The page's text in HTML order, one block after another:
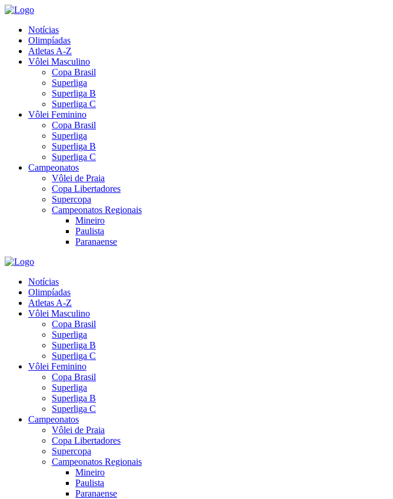
Notícias
Olimpíadas
Atletas A-Z
Vôlei Masculino
Copa Brasil
Superliga
Superliga B
Superliga C
Vôlei Feminino
Copa Brasil
Superliga
Superliga B
Superliga C
Campeonatos
Vôlei de Praia
Copa Libertadores
Supercopa
Campeonatos Regionais
Mineiro
Paulista
Paranaense
Notícias
Olimpíadas
Atletas A-Z
Vôlei Masculino
Copa Brasil
Superliga
Superliga B
Superliga C
Vôlei Feminino
Copa Brasil
Superliga
Superliga B
Superliga C
Campeonatos
Vôlei de Praia
Copa Libertadores
Supercopa
Campeonatos Regionais
Mineiro
Paulista
Paranaense